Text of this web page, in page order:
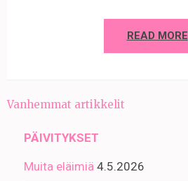
READ MORE
Artikkelien
Vanhemmat artikkelit
PÄIVITYKSET
Muita eläimiä 4.5.2026